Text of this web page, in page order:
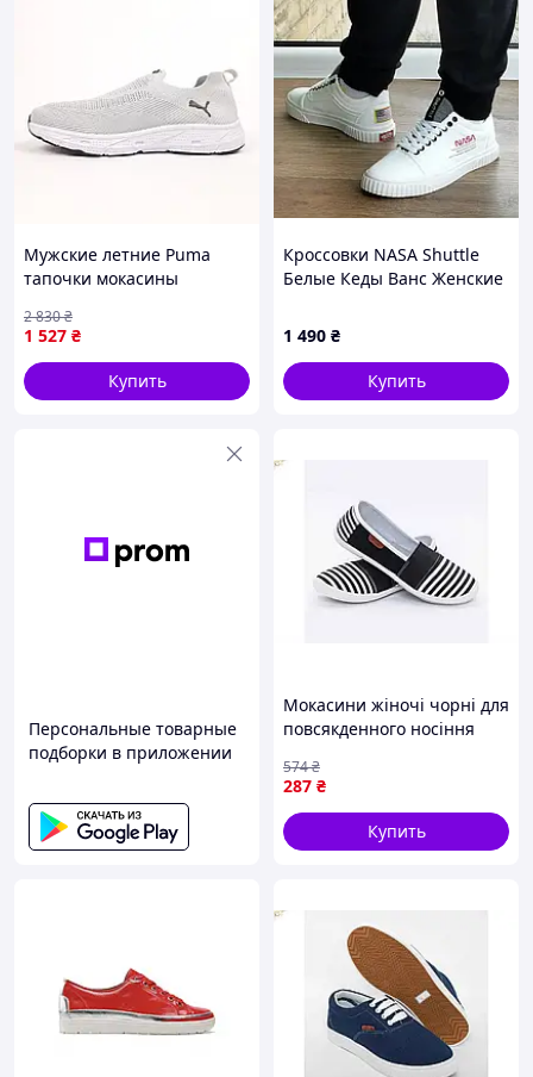
Мужские летние Puma
тапочки мокасины
1 527 ₴
2 830₴
Купить
Кроссовки NASA Shuttle
Белые Кеды Ванс Женские
36,37,38,39) Видео Обзор
1 490 ₴
Купить
Персональные товарные
подборки в приложении
Мокасини жіночі чорні для
повсякденного носіння
підошвою
287 ₴
574₴
Купить